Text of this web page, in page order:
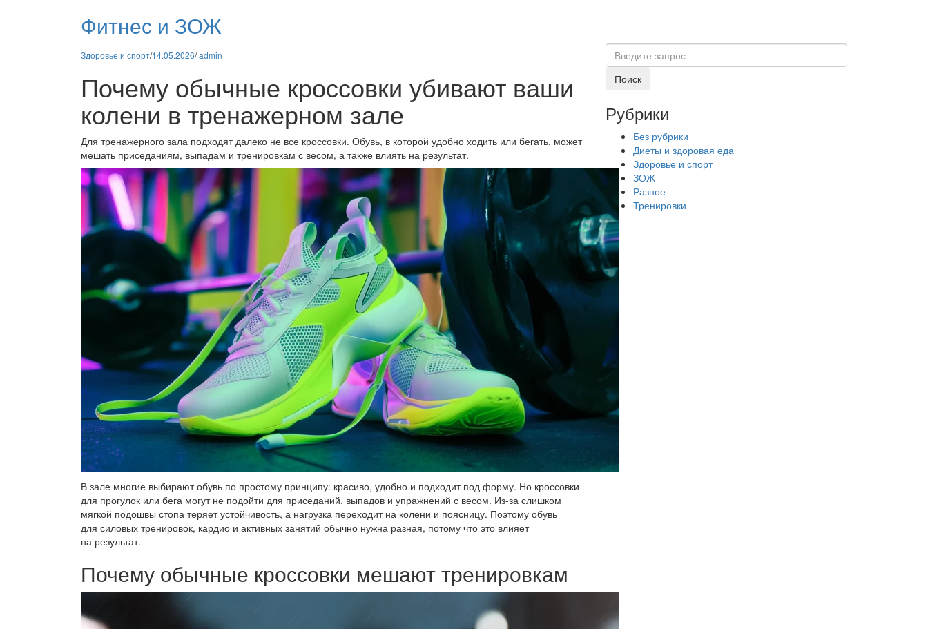
Фитнес и ЗОЖ
Здоровье и спорт/14.05.2026/admin
Почему обычные кроссовки убивают ваши
колени в тренажерном зале
Для тренажерного зала подходят далеко не все кроссовки. Обувь, в которой удобно ходить или бегать, может
мешать приседаниям, выпадам и тренировкам с весом, а также влиять на результат.
В зале многие выбирают обувь по простому принципу: красиво, удобно и подходит под форму. Но кроссовки
для прогулок или бега могут не подойти для приседаний, выпадов и упражнений с весом. Из-за слишком
мягкой подошвы стопа теряет устойчивость, а нагрузка переходит на колени и поясницу. Поэтому обувь
для силовых тренировок, кардио и активных занятий обычно нужна разная, потому что это влияет
на результат.
Почему обычные кроссовки мешают тренировкам
Рубрики
Без рубрики
Диеты и здоровая еда
Здоровье и спорт
ЗОЖ
Разное
Тренировки